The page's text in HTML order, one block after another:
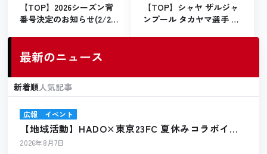
【TOP】2026シーズン背
番号決定のお知らせ(2/28
【TOP】シャヤ ザルジャ
ンプール タカヤマ選手 新
最新のニュース
新着順人気記事
広報 イベント
【地域活動】HADO×東京23FC 夏休みコラボイベ
ント開催報告
2026年8月7日